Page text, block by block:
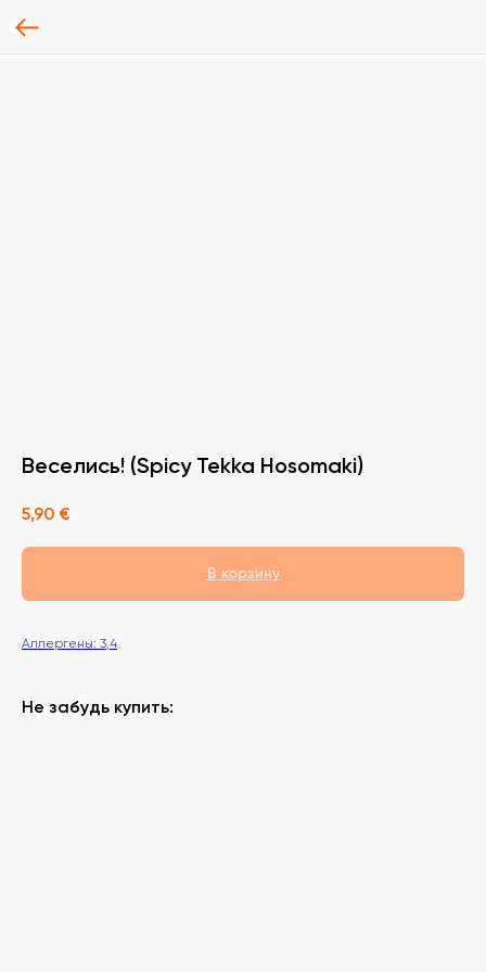
Веселись! (Spicy Tekka Hosomaki)
5,90 €
В корзину
Аллергены: 3,4
Не забудь купить: